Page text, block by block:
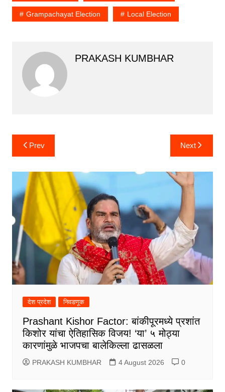
Grampachayat Election Local Election
PRAKASH KUMBHAR
Post
navigation
Prev Next
देश प्रदेश निवडणूक
Prashant Kishor Factor: बांकीपूरमध्ये प्रशांत
किशोर यांचा ऐतिहासिक विजय! ‘या’ ५ मोठ्या
कारणांमुळे भाजपचा बालेकिल्ला ढासळला
PRAKASH KUMBHAR 4 August 2026 0